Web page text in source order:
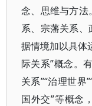
念、思维与方法
系、宗藩关系
据情境加以具体
际关系”概念。
关系”“治理世界
国外交”等概念